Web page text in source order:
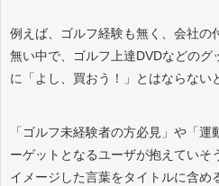
例えば、ゴルフ経験も無く、会社の
無い中で、ゴルフ上達DVDなどのグ
に「よし、買おう！」とはならない
「ゴルフ未経験者の方必見」や「
ーゲットとなるユーザが抱えていそ
イメージした言葉をタイトルに含め